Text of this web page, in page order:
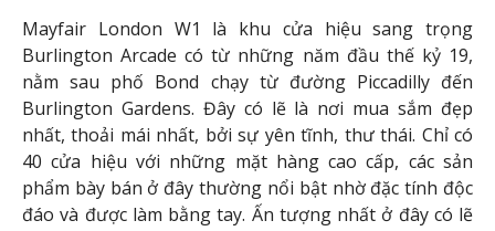
Mayfair London W1 là khu cửa hiệu sang trọng
Burlington Arcade có từ những năm đầu thế kỷ 19,
nằm sau phố Bond chạy từ đường Piccadilly đến
Burlington Gardens. Đây có lẽ là nơi mua sắm đẹp
nhất, thoải mái nhất, bởi sự yên tĩnh, thư thái. Chỉ có
40 cửa hiệu với những mặt hàng cao cấp, các sản
phẩm bày bán ở đây thường nổi bật nhờ đặc tính độc
đáo và được làm bằng tay. Ấn tượng nhất ở đây có lẽ